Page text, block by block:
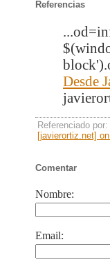
Referencias
Desde
Referenciado por:
[javierortiz.net]
Comentar
Nombre:
Email: